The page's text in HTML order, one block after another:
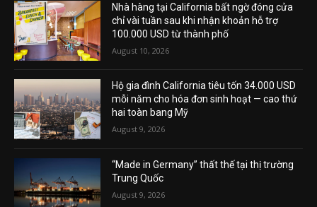
Nhà hàng tại California bất ngờ đóng cửa
chỉ vài tuần sau khi nhận khoản hỗ trợ
100.000 USD từ thành phố
August 10, 2026
Hộ gia đình California tiêu tốn 34.000 USD
mỗi năm cho hóa đơn sinh hoạt — cao thứ
hai toàn bang Mỹ
August 9, 2026
“Made in Germany” thất thế tại thị trường
Trung Quốc
August 9, 2026